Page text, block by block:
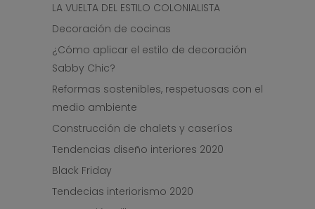
LA VUELTA DEL ESTILO COLONIALISTA
Decoración de cocinas
¿Cómo aplicar el estilo de decoración
Sabby Chic?
Reformas sostenibles, respetuosas con el
medio ambiente
Construcción de chalets y caseríos
Tendencias diseño interiores 2020
Black Friday
Tendecias interiorismo 2020